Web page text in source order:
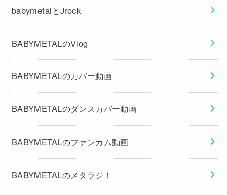
babymetalとJrock
BABYMETALのVlog
BABYMETALのカバー動画
BABYMETALのダンスカバー動画
BABYMETALのファンカム動画
BABYMETALのメタラジ！